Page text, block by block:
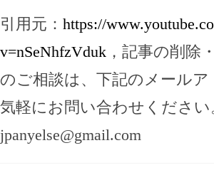
引用元： https://
v=nSeNhfzVduk ，記事の削除
のご相談は、下記のメール
気軽にお問い合わせください
jpanyelse@gmail.com